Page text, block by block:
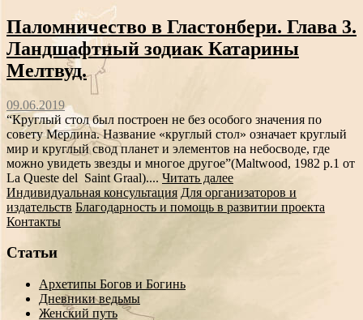
Паломничество в Гластонбери. Глава 3.
Ландшафтный зодиак Катарины
Мелтвуд.
09.06.2019
“Круглый стол был построен не без особого значения по
совету Мерлина. Название «круглый стол» означает круглый
мир и круглый свод планет и элементов на небосводе, где
можно увидеть звезды и многое другое”(Maltwood, 1982 p.1 от
La Queste del Saint Graal).... Читать далее
Индивидуальная консультация Для организаторов и
издательств Благодарность и помощь в развитии проекта
Контакты
Статьи
Архетипы Богов и Богинь
Дневники ведьмы
Женский путь